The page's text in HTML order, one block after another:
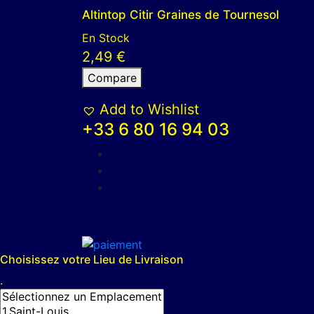
Altintop Citir Graines de Tournesol
En Stock
2,49 €
Compare
Add to Wishlist
+33 6 80 16 94 03
Choisissez votre Lieu de Livraison
.